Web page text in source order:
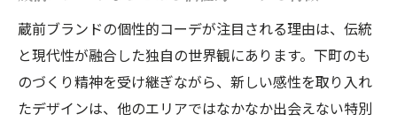
蔵前ブランドの個性的コーデが注目される理由は、伝統
と現代性が融合した独自の世界観にあります。下町のも
のづくり精神を受け継ぎながら、新しい感性を取り入れ
たデザインは、他のエリアではなかなか出会えない特別